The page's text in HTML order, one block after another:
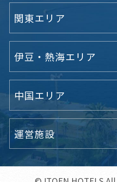
関東エリア
伊豆・熱海エリア
中国エリア
運営施設